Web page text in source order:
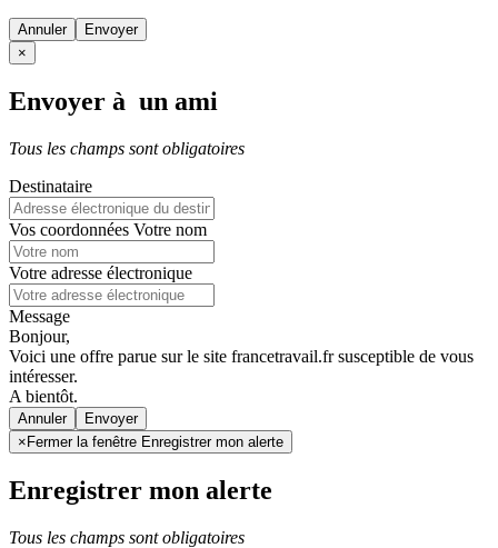
Annuler
×
Envoyer à un ami
Tous les champs sont obligatoires
Destinataire
Vos coordonnées Votre nom
Votre adresse électronique
Message
Bonjour,
Voici une offre parue sur le site francetravail.fr susceptible de vous
intéresser.
A bientôt.
Annuler
× Fermer la fenêtre Enregistrer mon alerte
Enregistrer mon alerte
Tous les champs sont obligatoires